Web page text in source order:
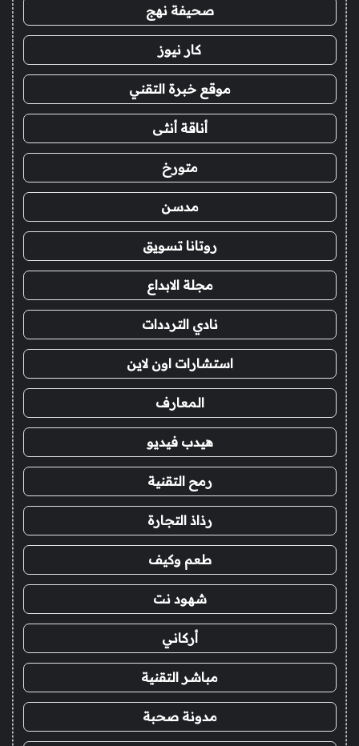
صحيفة نهج
كار نيوز
موقع خبرة التقني
أناقة أنثى
متورخ
مدسن
روتانا تسويق
مجلة الابداع
نادي الترددات
استشارات اون لاين
المعارف
هيدب فيديو
رمح التقنية
رذاذ التجارة
طعم وكيف
شهود نت
أركاني
مباشر التقنية
مدونة صحبة